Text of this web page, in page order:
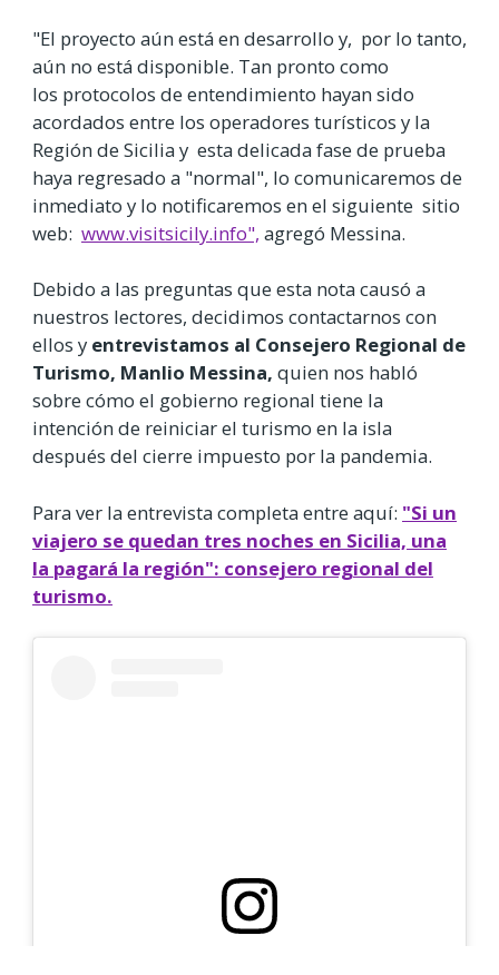
"El proyecto aún está en desarrollo y, por lo tanto,
aún no está disponible. Tan pronto como
los protocolos de entendimiento hayan sido
acordados entre los operadores turísticos y la
Región de Sicilia y esta delicada fase de prueba
haya regresado a "normal", lo comunicaremos de
inmediato y lo notificaremos en el siguiente sitio
web: www.visitsicily.info", agregó Messina.
Debido a las preguntas que esta nota causó a
nuestros lectores, decidimos contactarnos con
ellos y entrevistamos al Consejero Regional de
Turismo, Manlio Messina, quien nos habló
sobre cómo el gobierno regional tiene la
intención de reiniciar el turismo en la isla
después del cierre impuesto por la pandemia.
Para ver la entrevista completa entre aquí: "Si un
viajero se quedan tres noches en Sicilia, una
la pagará la región": consejero regional del
turismo.